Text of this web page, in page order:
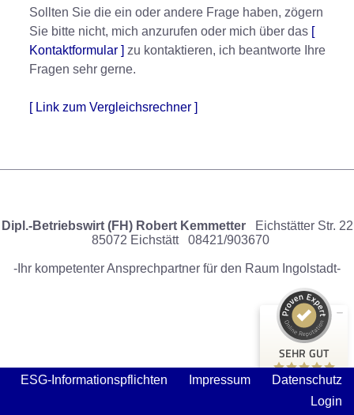
ESG-Informationspflichten Impressum
Datenschutz
Login
Sollten Sie die ein oder andere Frage haben, zögern
Sie bitte nicht, mich anzurufen oder mich über das [
Kontaktformular ] zu kontaktieren, ich beantworte Ihre
Fragen sehr gerne.
[ Link zum Vergleichsrechner ]
Dipl.-Betriebswirt (FH) Robert Kemmetter
Eichstätter Str. 22
85072 Eichstätt
08421/903670
-Ihr kompetenter Ansprechpartner für den Raum Ingolstadt-
SEHR GUT
40 Kundenbewertungen
Authentizität
Empfehlungen auf
ProvenExpert.com
SEHR GUT
5,00 / 5,00
9
Bewertungen auf
ProvenExpert.com
Blick aufs ProvenExpert-Profil werfen
31.3.2025